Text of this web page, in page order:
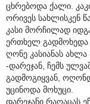
ცხრებოდა ქალი.
ორივეს სახლისკენ
კასი მორჩილად
ერთხელ გადმოხედა
ღონე კასიანას
-დარეჯან, ჩემს
გადმოგიყვან,
უცინოდა მოხუცი.
დარეჯანი რაღაცას